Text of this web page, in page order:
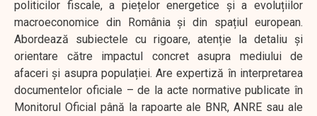
politicilor fiscale, a piețelor energetice și a evoluțiilor
macroeconomice din România și din spațiul european.
Abordează subiectele cu rigoare, atenție la detaliu și
orientare către impactul concret asupra mediului de
afaceri și asupra populației. Are expertiză în interpretarea
documentelor oficiale – de la acte normative publicate în
Monitorul Oficial până la rapoarte ale BNR, ANRE sau ale